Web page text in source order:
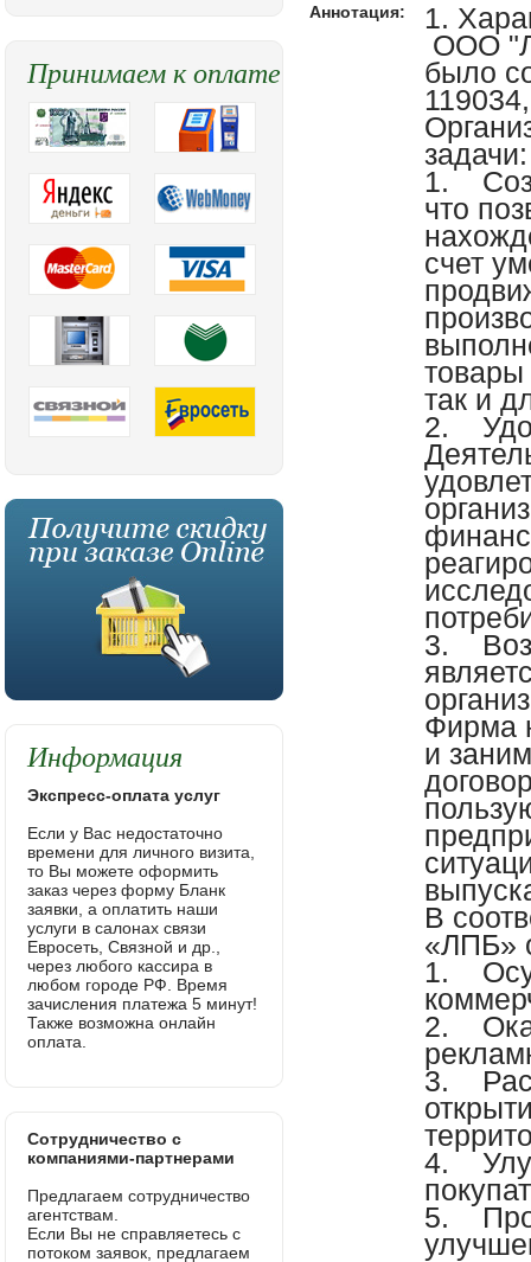
Аннотация:
1.
ООО
было
задачи:
1.
что
счет
так и
2.
3.
Фирма
и
В
«ЛПБ»
1.
2.
3.
4.
5.
Принимаем к оплате
Информация
Экспресс-оплата услуг
Если у Вас недостаточно
времени для личного визита,
то Вы можете оформить
заказ через форму Бланк
заявки, а оплатить наши
услуги в салонах связи
Евросеть, Связной и др.,
через любого кассира в
любом городе РФ. Время
зачисления платежа 5 минут!
Также возможна онлайн
оплата.
Сотрудничество с
компаниями-партнерами
Предлагаем сотрудничество
агентствам.
Если Вы не справляетесь с
потоком заявок, предлагаем